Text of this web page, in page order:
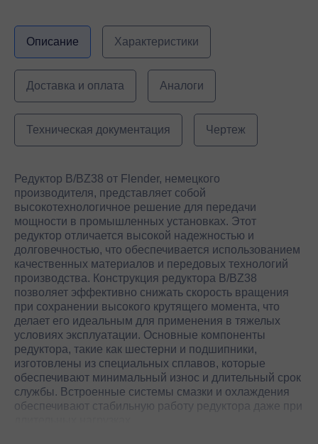
Описание Характеристики
Доставка и оплата Аналоги
Техническая документация Чертеж
Редуктор B/BZ38 от Flender, немецкого
производителя, представляет собой
высокотехнологичное решение для передачи
мощности в промышленных установках. Этот
редуктор отличается высокой надежностью и
долговечностью, что обеспечивается использованием
качественных материалов и передовых технологий
производства. Конструкция редуктора B/BZ38
позволяет эффективно снижать скорость вращения
при сохранении высокого крутящего момента, что
делает его идеальным для применения в тяжелых
условиях эксплуатации. Основные компоненты
редуктора, такие как шестерни и подшипники,
изготовлены из специальных сплавов, которые
обеспечивают минимальный износ и длительный срок
службы. Встроенные системы смазки и охлаждения
обеспечивают стабильную работу редуктора даже при